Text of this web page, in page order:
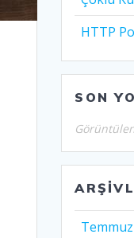
HTTP
SON